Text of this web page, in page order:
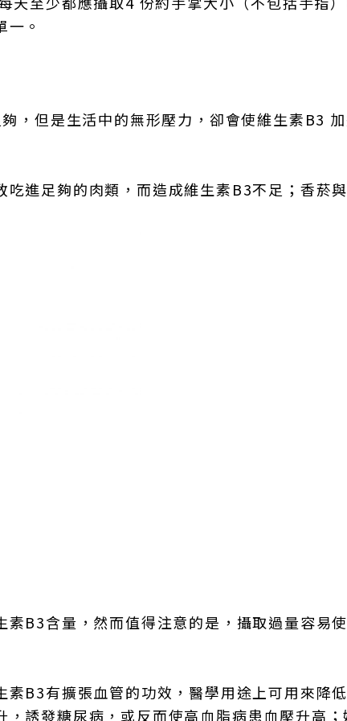
。
，但是生活中的無形壓力，卻會使維生素B3
進足夠的肉類，而造成維生素B3不足；香菸與
B3含量，然而值得注意的是，攝取過量容易
B3有擴張血管的功效，醫學用途上可用來降低
誘發糖尿病，或反而使高血脂病患血壓升高；